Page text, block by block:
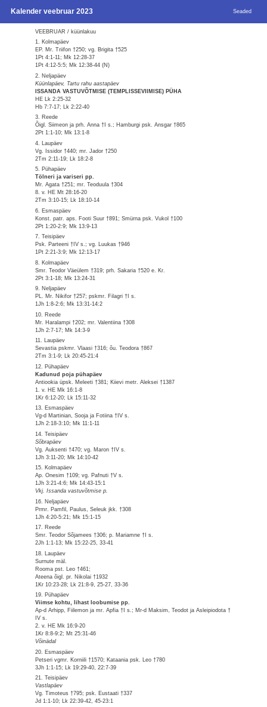
Kalender veebruar 2023 Seaded
VEEBRUAR / küünlakuu
1. Kolmapäev
EP. Mr. Triifon †250; vg. Brigita †525
1Pt 4:1-11; Mk 12:28-37
1Pt 4:12-5:5; Mk 12:38-44 (N)
2. Neljapäev
Küünlapäev, Tartu rahu aastapäev
ISSANDA VASTUVÕTMISE (TEMPLISSEVIIMISE) PÜHA
HE Lk 2:25-32
Hb 7:7-17; Lk 2:22-40
3. Reede
Õigl. Siimeon ja prh. Anna †I s.; Hamburgi psk. Ansgar †865
2Pt 1:1-10; Mk 13:1-8
4. Laupäev
Vg. Issidor †440; mr. Jador †250
2Tm 2:11-19; Lk 18:2-8
5. Pühapäev
Tölneri ja variseri pp.
Mr. Agata †251; mr. Teoduula †304
8. v. HE Mt 28:16-20
2Tm 3:10-15; Lk 18:10-14
6. Esmaspäev
Konst. patr. aps. Footi Suur †891; Smürna psk. Vukol †100
2Pt 1:20-2:9; Mk 13:9-13
7. Teisipäev
Psk. Parteeni †IV s.; vg. Luukas †946
1Pt 2:21-3:9; Mk 12:13-17
8. Kolmapäev
Smr. Teodor Väeülem †319; prh. Sakaria †520 e. Kr.
2Pt 3:1-18; Mk 13:24-31
9. Neljapäev
PL. Mr. Nikifor †257; pskmr. Filagri †I s.
1Jh 1:8-2:6; Mk 13:31-14:2
10. Reede
Mr. Haralampi †202; mr. Valentiina †308
1Jh 2:7-17; Mk 14:3-9
11. Laupäev
Sevastia pskmr. Vlaasi †316; õu. Teodora †867
2Tm 3:1-9; Lk 20:45-21:4
12. Pühapäev
Kadunud poja pühapäev
Antiookia üpsk. Meleeti †381; Kiievi metr. Aleksei †1387
1. v. HE Mk 16:1-8
1Kr 6:12-20; Lk 15:11-32
13. Esmaspäev
Vg-d Martinian, Sooja ja Fotiina †IV s.
1Jh 2:18-3:10; Mk 11:1-11
14. Teisipäev
Sõbrapäev
Vg. Auksenti †470; vg. Maron †IV s.
1Jh 3:11-20; Mk 14:10-42
15. Kolmapäev
Ap. Onesim †109; vg. Pafnuti †V s.
1Jh 3:21-4:6; Mk 14:43-15:1
Vkj. Issanda vastuvõtmise p.
16. Neljapäev
Prmr. Pamfil, Paulus, Seleuk jkk. †308
1Jh 4:20-5:21; Mk 15:1-15
17. Reede
Smr. Teodor Sõjamees †306; p. Mariamne †I s.
2Jh 1:1-13; Mk 15:22-25, 33-41
18. Laupäev
Surnute mäl.
Rooma pst. Leo †461;
Ateena õigl. pr. Nikolai †1932
1Kr 10:23-28; Lk 21:8-9, 25-27, 33-36
19. Pühapäev
Viimse kohtu, lihast loobumise pp.
Ap-d Arhipp, Fiilemon ja mr. Apfia †I s.; Mr-d Maksim, Teodot ja Asleipiodota †
IV s.
2. v. HE Mk 16:9-20
1Kr 8:8-9:2; Mt 25:31-46
Võinädal
20. Esmaspäev
Petseri vgmr. Korniili †1570; Kataania psk. Leo †780
3Jh 1:1-15; Lk 19:29-40, 22:7-39
21. Teisipäev
Vastlapäev
Vg. Timoteus †795; psk. Eustaati †337
Jd 1:1-10; Lk 22:39-42, 45-23:1